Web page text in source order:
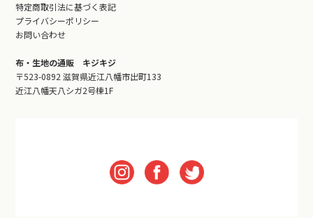
特定商取引法に基づく表記
プライバシーポリシー
お問い合わせ
布・生地の通販 キジキジ
〒523-0892 滋賀県近江八幡市出町133
近江八幡天八シガ2号棟1F